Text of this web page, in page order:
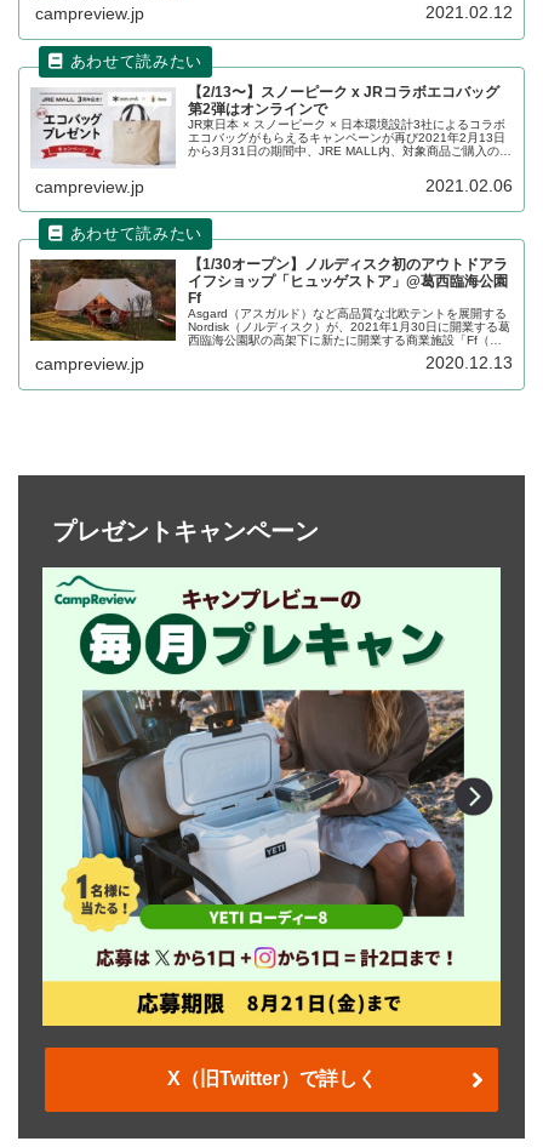
campreview.jp 2021.02.12
【2/13〜】スノーピーク x JRコラボエコバッグ
第2弾はオンラインで
JR東日本 × スノーピーク × 日本環境設計3社によるコラボ
エコバッグがもらえるキャンペーンが再び2021年2月13日
から3月31日の期間中、JRE MALL内、対象商品ご購入の方
campreview.jp 2021.02.06
【1/30オープン】ノルディスク初のアウトドアラ
イフショップ「ヒュッゲストア」@葛西臨海公園
Ff
Asgard（アスガルド）など高品質な北欧テントを展開する
Nordisk（ノルディスク）が、2021年1月30日に開業する葛
西臨海公園駅の高架下に新たに開業する商業施設「Ff（エ
NORDISK（ヒュッゲストアバイノルディスク）をオープン
campreview.jp 2020.12.13
プレゼントキャンペーン
X（旧Twitter）で詳しく